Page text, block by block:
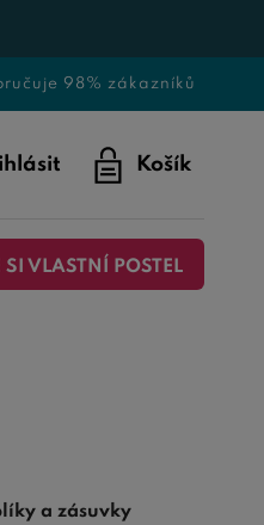
98% zákazníků
Košík
SI VLASTNÍ POSTEL
a zásuvky